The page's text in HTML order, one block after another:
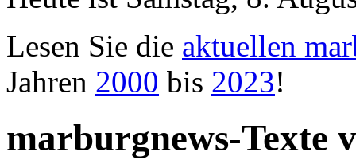
Lesen Sie die aktuellen
Jahren 2000 bis 2023!
marburgnews-Texte